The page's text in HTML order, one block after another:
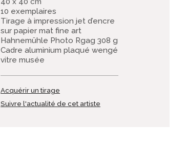
10 exemplaires
Tirage à impression jet d’encre
sur papier mat fine art
Hahnemühle Photo Rgag 308 g
Cadre aluminium plaqué wengé
vitre musée
Acquérir un tirage
Suivre l'actualité de cet artiste